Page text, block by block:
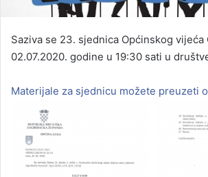
Saziva se 23. sjednica Općinskog vijeća
02.07.2020. godine u 19:30 sati u
Materijale za sjednicu možete preuzeti